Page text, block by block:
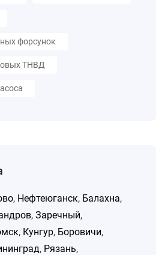
форсунок
ТНВД
, Нефтеюганск, Балахна,
, Заречный,
, Кунгур, Боровичи,
, Рязань,